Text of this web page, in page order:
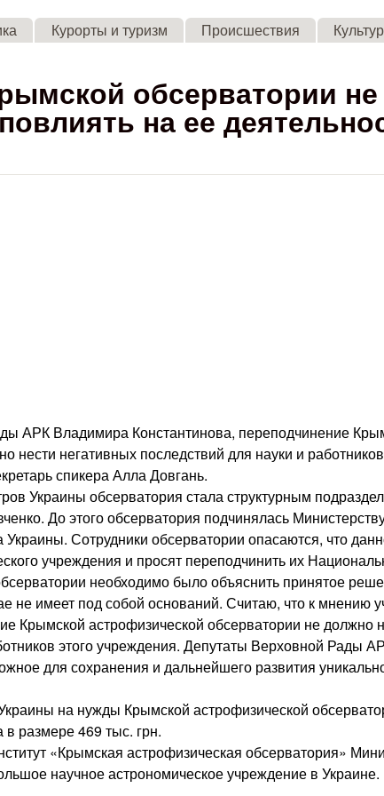
Skip to main content
Курорты и туризм Происшествия
обсерватории не
на ее
АРК Владимира Константинова, переподчинение
нести негативных последствий для науки и работников
спикера Алла Довгань.
Украины обсерватория стала структурным
До этого обсерватория подчинялась
Сотрудники обсерватории опасаются, что
учреждения и просят переподчинить их
необходимо было объяснить принятое
не имеет под собой оснований. Считаю, что к мнению
Крымской астрофизической обсерватории не должно
этого учреждения. Депутаты Верховной Рады
для сохранения и дальнейшего развития
на нужды Крымской астрофизической
размере 469 тыс. грн.
«Крымская астрофизическая обсерватория»
научное астрономическое учреждение в Украине.